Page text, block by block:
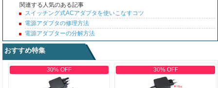
関連する人気のある記事
スイッチング式ACアダプタを使いこなすコツ
電源アダプタの修理方法
電源アダプターの分解方法
おすすめ特集
30% OFF 30% OFF